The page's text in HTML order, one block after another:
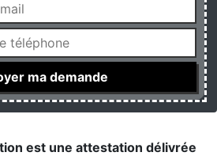
est une attestation délivrée